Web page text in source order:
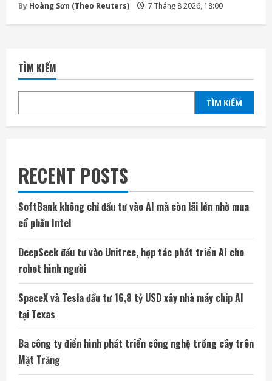
By Hoàng Sơn (Theo Reuters) 7 Tháng 8 2026, 18:00
TÌM KIẾM
TÌM KIẾM
RECENT POSTS
SoftBank không chỉ đầu tư vào AI mà còn lãi lớn nhờ mua
cổ phần Intel
DeepSeek đầu tư vào Unitree, hợp tác phát triển AI cho
robot hình người
SpaceX và Tesla đầu tư 16,8 tỷ USD xây nhà máy chip AI
tại Texas
Ba công ty điển hình phát triển công nghệ trồng cây trên
Mặt Trăng